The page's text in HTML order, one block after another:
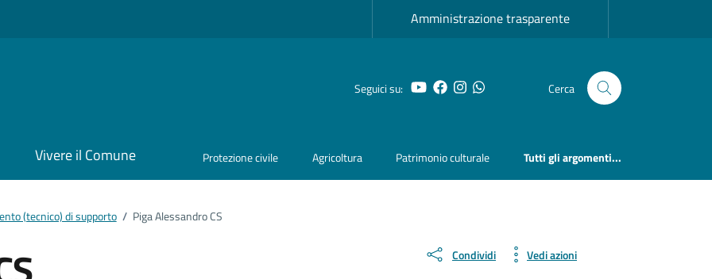
Amministrazione trasparente
Seguici su: YouTube
Facebook
Instagram
Whatsapp Cerca
Vivere il Comune Protezione civile Agricoltura Patrimonio culturale Tutti gli argomenti...
(tecnico) di supporto / Piga Alessandro CS
Condividi Vedi azioni